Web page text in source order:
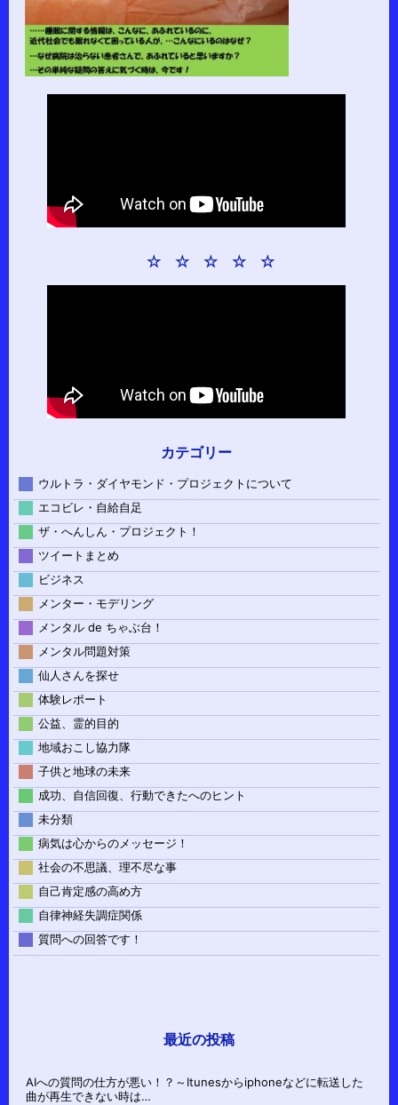
☆ ☆ ☆ ☆ ☆
カテゴリー
ウルトラ・ダイヤモンド・プロジェクトについて
エコビレ・自給自足
ザ・へんしん・プロジェクト！
ツイートまとめ
ビジネス
メンター・モデリング
メンタル de ちゃぶ台！
メンタル問題対策
仙人さんを探せ
体験レポート
公益、霊的目的
地域おこし協力隊
子供と地球の未来
成功、自信回復、行動できたへのヒント
未分類
病気は心からのメッセージ！
社会の不思議、理不尽な事
自己肯定感の高め方
自律神経失調症関係
質問への回答です！
最近の投稿
AIへの質問の仕方が悪い！？～Itunesからiphoneなどに転送した
曲が再生できない時は…